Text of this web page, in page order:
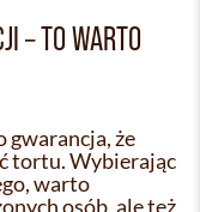
– TO WARTO
gwarancja, że
tortu. Wybierając
warto